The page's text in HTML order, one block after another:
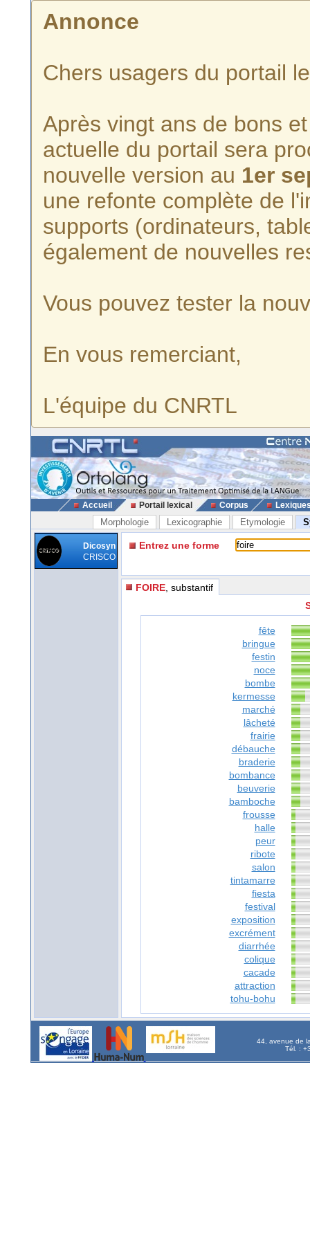
Annonce
Chers usagers du portail
Après vingt ans de bons
actuelle du portail sera
nouvelle version au 1er
une refonte complète de
supports (ordinateurs,
également de nouvelles
Vous pouvez tester la
En vous remerciant,
L'équipe du CNRTL
Accueil Portail lexical Corpus
Morphologie Lexicographie Etymologie
Dicosyn
CRISCO
Entrez une forme
FOIRE , substantif
fête
bringue
festin
noce
bombe
kermesse
marché
lâcheté
frairie
débauche
braderie
bombance
beuverie
bamboche
frousse
halle
peur
ribote
salon
tintamarre
fiesta
festival
exposition
excrément
diarrhée
colique
cacade
attraction
tohu-bohu
44, avenue de
Tél. :